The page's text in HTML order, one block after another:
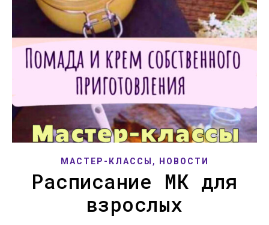
МАСТЕР-КЛАССЫ , НОВОСТИ
Расписание МК для
взрослых